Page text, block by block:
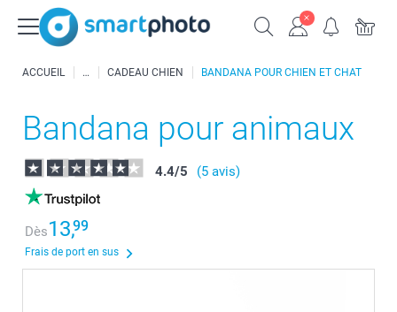
ACCUEIL CADEAU CHIEN BANDANA POUR CHIEN ET CHAT
Bandana pour animaux
4.4/5 (5 avis)
Dès13,99
Frais de port en sus